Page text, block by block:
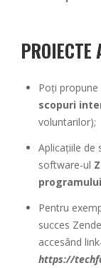
PROIECTE
Poți
scopuri
voluntarilor);
Aplicațiile de
software-ul
Pentru
succes
accesând
https://